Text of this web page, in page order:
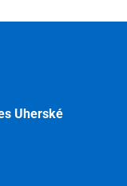
Uherské